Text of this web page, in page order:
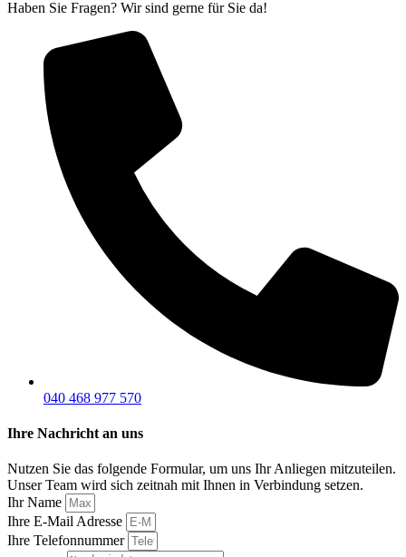
Haben Sie Fragen? Wir sind gerne für Sie da!
040 468 977 570
Ihre Nachricht an uns
Nutzen Sie das folgende Formular, um uns Ihr Anliegen mitzuteilen.
Unser Team wird sich zeitnah mit Ihnen in Verbindung setzen.
Ihr Name
Ihre E-Mail Adresse
Ihre Telefonnummer